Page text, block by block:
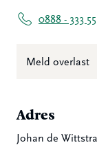
0888 - 333
Meld overlast
Adres
Johan de